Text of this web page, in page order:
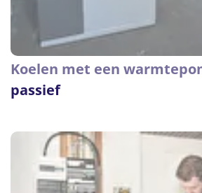
Koelen met een
passief